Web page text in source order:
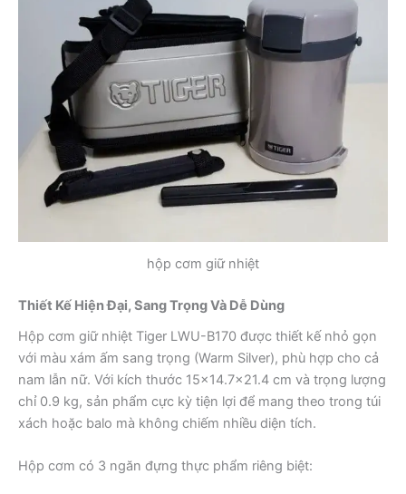
hộp cơm giữ nhiệt
Thiết Kế Hiện Đại, Sang Trọng Và Dễ Dùng
Hộp cơm giữ nhiệt Tiger LWU-B170 được thiết kế nhỏ gọn
với màu xám ấm sang trọng (Warm Silver), phù hợp cho cả
nam lẫn nữ. Với kích thước 15×14.7×21.4 cm và trọng lượng
chỉ 0.9 kg, sản phẩm cực kỳ tiện lợi để mang theo trong túi
xách hoặc balo mà không chiếm nhiều diện tích.
Hộp cơm có 3 ngăn đựng thực phẩm riêng biệt: